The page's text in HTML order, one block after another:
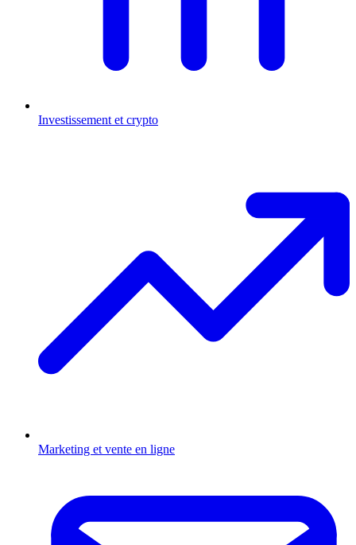
Investissement et crypto
Marketing et vente en ligne